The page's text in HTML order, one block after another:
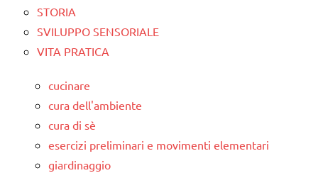
STORIA
SVILUPPO SENSORIALE
VITA PRATICA
cucinare
cura dell'ambiente
cura di sè
esercizi preliminari e movimenti elementari
giardinaggio